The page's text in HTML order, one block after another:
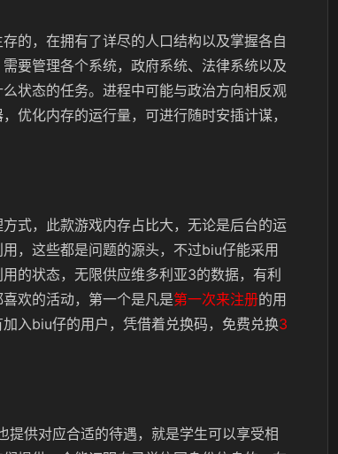
的，在拥有了详尽的人口结构以及掌握各自
要管理各个系统，政府系统、法律系统以及
状态的任务。进程中可能与政治方向相反观
优化内存的运行量，可进行随时安插计谋，
式，此款游戏内存占比大，无论是后台的运
，这些都是问题的源头，不过biu仔能采用
的状态，无限供应维多利亚3的数据，有利
欢的活动，第一个是凡是第一次来注册的用
入biu仔的用户，凭借着兑换码，免费兑换3
供对应合适的待遇，就是学生可以享受相